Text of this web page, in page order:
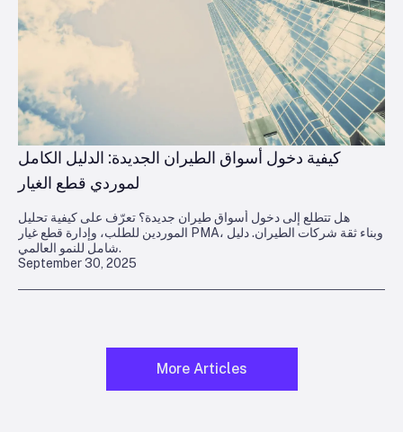
September 30, 2025
كيفية دخول أسواق الطيران الجديدة: الدليل الكامل
لموردي قطع الغيار
هل تتطلع إلى دخول أسواق طيران جديدة؟ تعرّف على كيفية تحليل
الموردين للطلب، وإدارة قطع غيار PMA، وبناء ثقة شركات الطيران. دليل
شامل للنمو العالمي.
More Articles